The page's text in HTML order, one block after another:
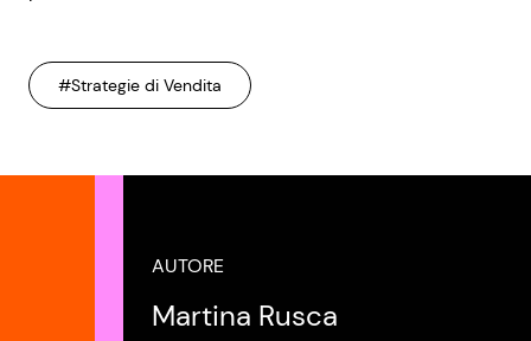
#Strategie di Vendita
AUTORE
Martina Rusca